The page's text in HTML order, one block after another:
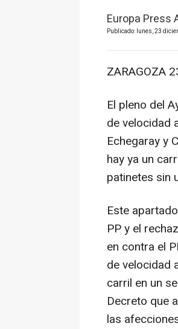
Europa Press
Publicado: lunes, 23
ZARAGOZA
El pleno del
de velocidad
Echegaray y
hay ya un
patinetes sin
Este
PP y el
en contra el
de velocidad
carril en un
Decreto que
las